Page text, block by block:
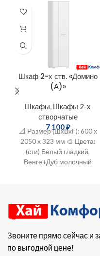
Шкаф 2-х ств. «Домино
(А)»
Шкафы Шкафы 2-х
створчатые
7 100₽
📐 Размер (ШxВхГ): 600 х
2050 х 323 мм 🎨 Цвета:
(сти) Белый гладкий,
Венге+Дуб молочный
Звоните прямо сейчас и
по выгодной цене!